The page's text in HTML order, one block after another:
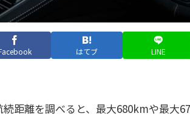
はてブ LINE
距離を調べると、最大680kmや最大